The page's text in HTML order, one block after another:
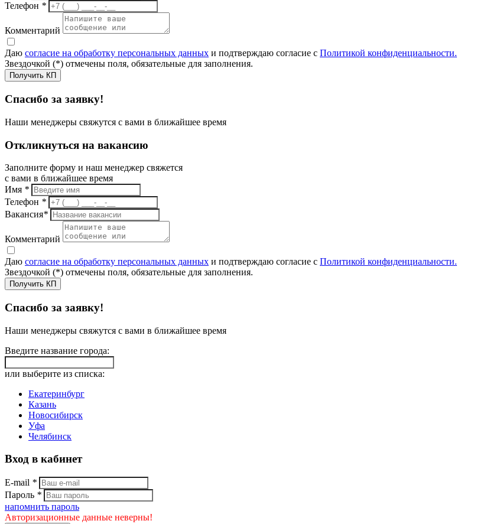
Телефон *
Комментарий
Даю согласие на обработку персональных данных и подтверждаю согласие с Политикой конфиденциальности.
Звездочкой (*) отмечены поля, обязательные для заполнения.
Получить КП
Спасибо за заявку!
Наши менеджеры свяжутся с вами в ближайшее время
Откликнуться на вакансию
Заполните форму и наш менеджер свяжется
с вами в ближайшее время
Имя *
Телефон *
Вакансия*
Комментарий
Даю согласие на обработку персональных данных и подтверждаю согласие с Политикой конфиденциальности.
Звездочкой (*) отмечены поля, обязательные для заполнения.
Получить КП
Спасибо за заявку!
Наши менеджеры свяжутся с вами в ближайшее время
Введите название города:
или выберите из списка:
Екатеринбург
Казань
Новосибирск
Уфа
Челябинск
Вход в кабинет
E-mail *
Пароль *
напомнить пароль
Авторизационные данные неверны!